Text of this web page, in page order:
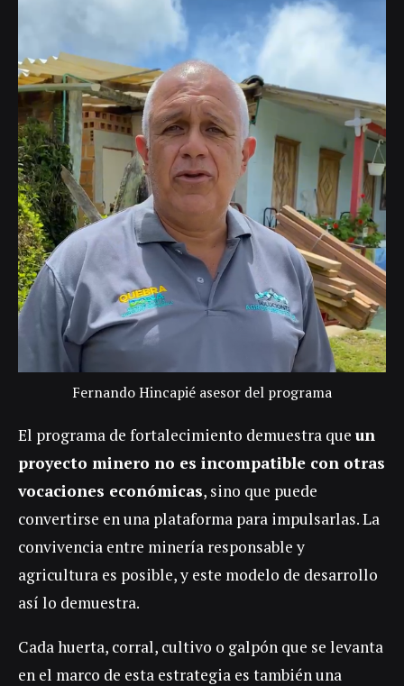
Fernando Hincapié asesor del programa
El programa de fortalecimiento demuestra que un
proyecto minero no es incompatible con otras
vocaciones económicas, sino que puede
convertirse en una plataforma para impulsarlas. La
convivencia entre minería responsable y
agricultura es posible, y este modelo de desarrollo
así lo demuestra.
Cada huerta, corral, cultivo o galpón que se levanta
en el marco de esta estrategia es también una